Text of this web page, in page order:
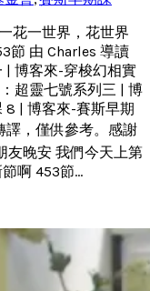
花一世界，花世界
節 由 Charles 導讀
| 博客來-穿梭幻相實
超靈七號系列三 | 博
8 | 博客來-賽斯早期
譯，僅供參考。感謝
友晚安 我們今天上第
啊 453節...